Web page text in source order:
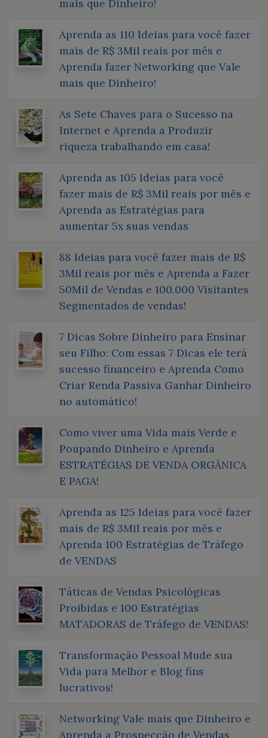
mais que Dinheiro!
Aprenda as 110 Ideias para você fazer
mais de R$ 3Mil reais por mês e
Aprenda fazer Networking que Vale
mais que Dinheiro!
As Sete Chaves para o Sucesso na
Internet e Aprenda a Produzir
riqueza trabalhando em casa!
Aprenda as 105 Ideias para você
fazer mais de R$ 3Mil reais por mês e
Aprenda as Estratégias para
aumentar 5x suas vendas
88 Ideias para você fazer mais de R$
3Mil reais por mês e Aprenda a Fazer
50Mil de Vendas e 100.000 Visitantes
Segmentados de vendas!
7 Dicas Sobre Dinheiro para Ensinar
seu Filho: Com essas 7 Dicas ele terá
sucesso financeiro e Aprenda Como
Criar Renda Passiva Ganhar Dinheiro
no automático!
Como viver uma Vida mais Verde e
Poupando Dinheiro e Aprenda
ESTRATÉGIAS DE VENDA ORGÂNICA
E PAGA!
Aprenda as 125 Ideias para você fazer
mais de R$ 3Mil reais por mês e
Aprenda 100 Estratégias de Tráfego
de VENDAS
Táticas de Vendas Psicológicas
Proibidas e 100 Estratégias
MATADORAS de Tráfego de VENDAS!
Transformação Pessoal Mude sua
Vida para Melhor e Blog fins
lucrativos!
Networking Vale mais que Dinheiro e
Aprenda a Prospecção de Vendas